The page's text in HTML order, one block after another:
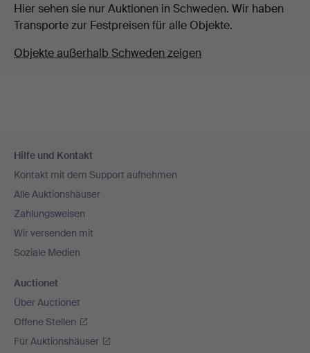
Hier sehen sie nur Auktionen in Schweden. Wir haben
Transporte zur Festpreisen für alle Objekte.
Objekte außerhalb Schweden zeigen
Navigation
Hilfe und Kontakt
Kontakt mit dem Support aufnehmen
Alle Auktionshäuser
Zahlungsweisen
Wir versenden mit
Soziale Medien
Auctionet
Über Auctionet
Offene Stellen
Für Auktionshäuser